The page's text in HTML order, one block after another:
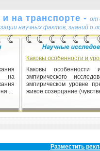
на транспорте - от
научных фактов, знаний о
на
...
Каковы особенности и
Каковы особенности
эмпирического
эмпирическом уровне
живое созерцание
Разместить